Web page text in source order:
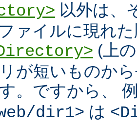
以外は、
ァイルに現れ
(上
が短いものか
。ですから、
dir1> は